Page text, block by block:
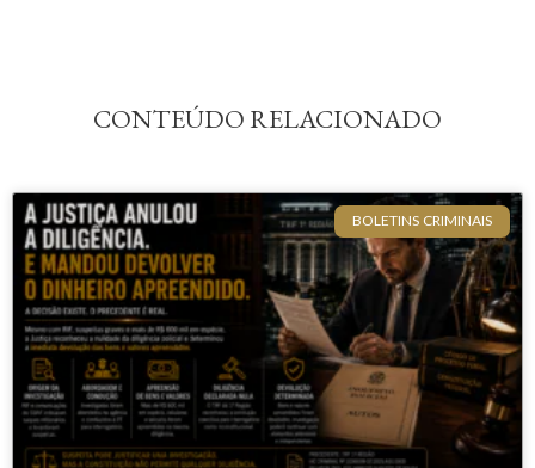
CONTEÚDO RELACIONADO
BOLETINS CRIMINAIS